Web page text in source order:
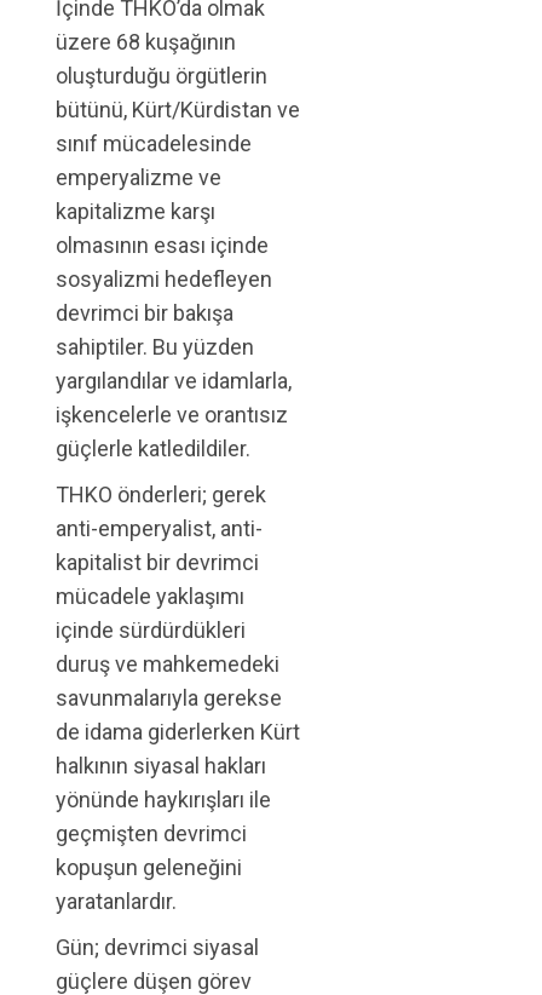
İçinde THKO’da olmak
üzere 68 kuşağının
oluşturduğu örgütlerin
bütünü, Kürt/Kürdistan ve
sınıf mücadelesinde
emperyalizme ve
kapitalizme karşı
olmasının esası içinde
sosyalizmi hedefleyen
devrimci bir bakışa
sahiptiler. Bu yüzden
yargılandılar ve idamlarla,
işkencelerle ve orantısız
güçlerle katledildiler.
THKO önderleri; gerek
anti-emperyalist, anti-
kapitalist bir devrimci
mücadele yaklaşımı
içinde sürdürdükleri
duruş ve mahkemedeki
savunmalarıyla gerekse
de idama giderlerken Kürt
halkının siyasal hakları
yönünde haykırışları ile
geçmişten devrimci
kopuşun geleneğini
yaratanlardır.
Gün; devrimci siyasal
güçlere düşen görev